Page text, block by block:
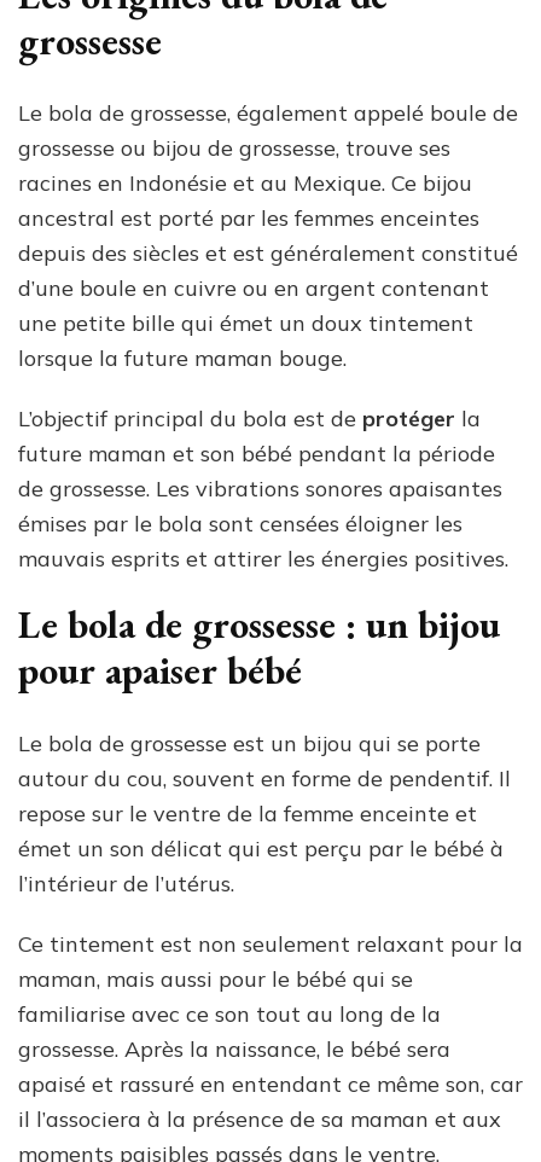
grossesse
Le bola de grossesse, également appelé boule de
grossesse ou bijou de grossesse, trouve ses
racines en Indonésie et au Mexique. Ce bijou
ancestral est porté par les femmes enceintes
depuis des siècles et est généralement constitué
d’une boule en cuivre ou en argent contenant
une petite bille qui émet un doux tintement
lorsque la future maman bouge.
L’objectif principal du bola est de protéger la
future maman et son bébé pendant la période
de grossesse. Les vibrations sonores apaisantes
émises par le bola sont censées éloigner les
mauvais esprits et attirer les énergies positives.
Le bola de grossesse : un bijou
pour apaiser bébé
Le bola de grossesse est un bijou qui se porte
autour du cou, souvent en forme de pendentif. Il
repose sur le ventre de la femme enceinte et
émet un son délicat qui est perçu par le bébé à
l’intérieur de l’utérus.
Ce tintement est non seulement relaxant pour la
maman, mais aussi pour le bébé qui se
familiarise avec ce son tout au long de la
grossesse. Après la naissance, le bébé sera
apaisé et rassuré en entendant ce même son, car
il l’associera à la présence de sa maman et aux
moments paisibles passés dans le ventre.